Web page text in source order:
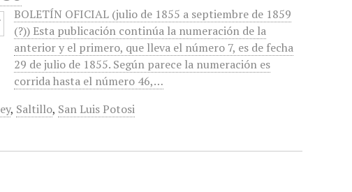
BOLETÍN OFICIAL (julio de 1855 a septiembre de 1859
(?)) Esta publicación continúa la numeración de la
anterior y el primero, que lleva el número 7, es de fecha
29 de julio de 1855. Según parece la numeración es
corrida hasta el número 46,…
, Saltillo, San Luis Potosi